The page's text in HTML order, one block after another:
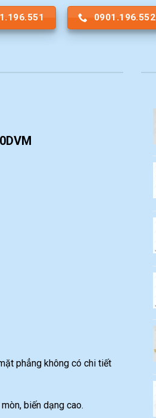
0901.196.552
phẳng không có chi tiết
biến dạng cao.